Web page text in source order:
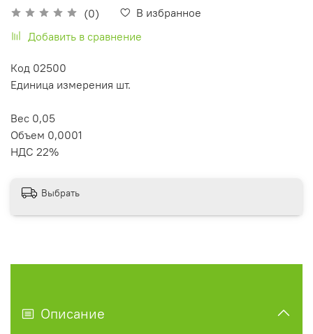
(0)
В избранное
Добавить в сравнение
Код 02500
Единица измерения шт.
Вес 0,05
Объем 0,0001
НДС 22%
Выбрать
Описание